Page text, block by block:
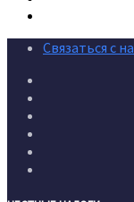
Связаться с